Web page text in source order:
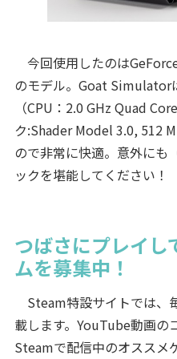
今回使用したのは
のモデル。Goat Simulator
（CPU：2.0 GHz Quad
ク:Shader Model 3.0, 512
ので非常に快適。意外にも
ックを堪能してください！
つばさにプレイ
ムを募集中！
Steam特設サイトでは、
載します。YouTube動画の
Steamで配信中のオススメ